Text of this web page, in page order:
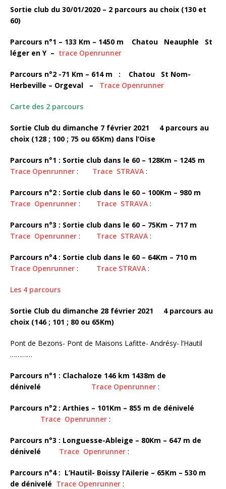
Sortie club du 30/01/2020 – 2 parcours au choix (130 et
60)
Parcours n°1 – 133 Km – 1450 m Chatou Neauphle St
léger en Y – trace Openrunner
Parcours n°2 -71 Km – 614 m : Chatou St Nom-
Herbeville – Orgeval – Trace Openrunner
Carte des 2 parcours
Sortie Club du dimanche 7 février 2021 4 parcours au
choix (128 ; 100 ; 75 ou 65Km) dans l’Oise
Parcours n°1 : Sortie club dans le 60 – 128Km – 1245 m
Trace Openrunner : Trace STRAVA :
Parcours n°2 : Sortie club dans le 60 – 100Km – 980 m
Trace Openrunner : Trace STRAVA :
Parcours n°3 : Sortie club dans le 60 – 75Km – 717 m
Trace Openrunner : Trace STRAVA :
Parcours n°4 : Sortie club dans le 60 – 64Km – 710 m
Trace Openrunner : Trace STRAVA :
Les 4 parcours
Sortie Club du dimanche 28 février 2021 4 parcours au
choix (146 ; 101 ; 80 ou 65Km)
Pont de Bezons- Pont de Maisons Lafitte- Andrésy- l’Hautil
…………
Parcours n°1 : Clachaloze 146 km 1438m de
dénivelé Trace Openrunner :
Parcours n°2 : Arthies – 101Km – 855 m de dénivelé
Trace Openrunner :
Parcours n°3 : Longuesse-Ableige – 80Km – 647 m de
dénivelé Trace Openrunner :
Parcours n°4 : L’Hautil- Boissy l’Ailerie – 65Km – 530 m
de dénivelé Trace Openrunner :